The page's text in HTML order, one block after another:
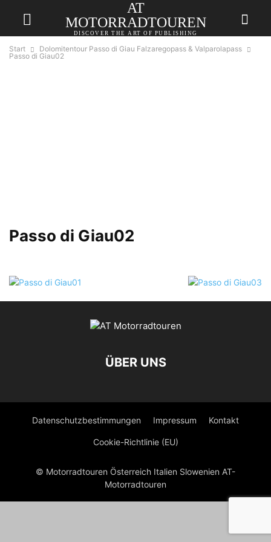
AT
MOTORRADTOUREN
DISCOVER THE ART OF PUBLISHING
Start
Dolomitentour Passo di Giau Falzaregopass & Valparolapass
Passo di Giau02
Passo di Giau02
ÜBER UNS
Datenschutzbestimmungen Impressum Kontakt
Cookie-Richtlinie (EU)
© Motorradtouren Österreich Italien Slowenien AT-
Motorradtouren